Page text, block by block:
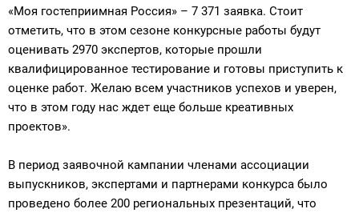
«Моя гостеприимная Россия» – 7 371 заявка. Стоит
отметить, что в этом сезоне конкурсные работы будут
оценивать 2970 экспертов, которые прошли
квалифицированное тестирование и готовы приступить к
оценке работ. Желаю всем участников успехов и уверен,
что в этом году нас ждет еще больше креативных
проектов».
В период заявочной кампании членами ассоциации
выпускников, экспертами и партнерами конкурса было
проведено более 200 региональных презентаций, что